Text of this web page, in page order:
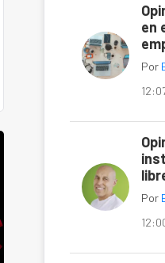
en
Por
Por